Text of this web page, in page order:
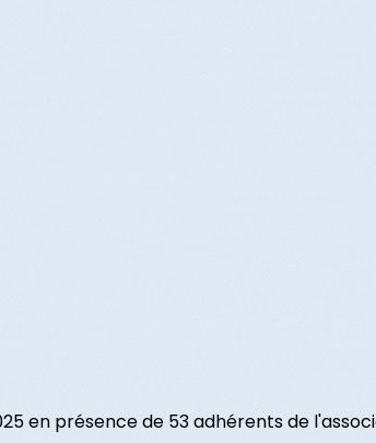
en présence de 53 adhérents de